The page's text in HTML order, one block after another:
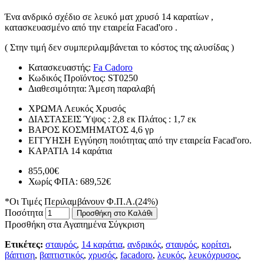
Ένα ανδρικό σχέδιο σε λευκό ματ χρυσό 14 καρατίων ,
κατασκευασμένο από την εταιρεία Facad'oro .
( Στην τιμή δεν συμπεριλαμβάνεται το κόστος της αλυσίδας )
Κατασκευαστής: Fa Cadoro
Κωδικός Προϊόντος: ST0250
Διαθεσιμότητα: Άμεση παραλαβή
ΧΡΩΜΑ Λευκός Χρυσός
ΔΙΑΣΤΑΣΕΙΣ Ύψος : 2,8 εκ Πλάτος : 1,7 εκ
ΒΑΡΟΣ ΚΟΣΜΗΜΑΤΟΣ 4,6 γρ
ΕΓΓΥΗΣΗ Εγγύηση ποιότητας από την εταιρεία Facad'oro.
ΚΑΡΑΤΙΑ 14 καράτια
855,00€
Χωρίς ΦΠΑ: 689,52€
*Οι Τιμές Περιλαμβάνουν Φ.Π.Α.(24%)
Ποσότητα
Προσθήκη στο Καλάθι
Προσθήκη στα Αγαπημένα Σύγκριση
Ετικέτες: σταυρός, 14 καράτια, ανδρικός, σταυρός, κορίτσι,
βάπτιση, βαπτιστικός, χρυσός, facadoro, λευκός, λευκόχρυσος,